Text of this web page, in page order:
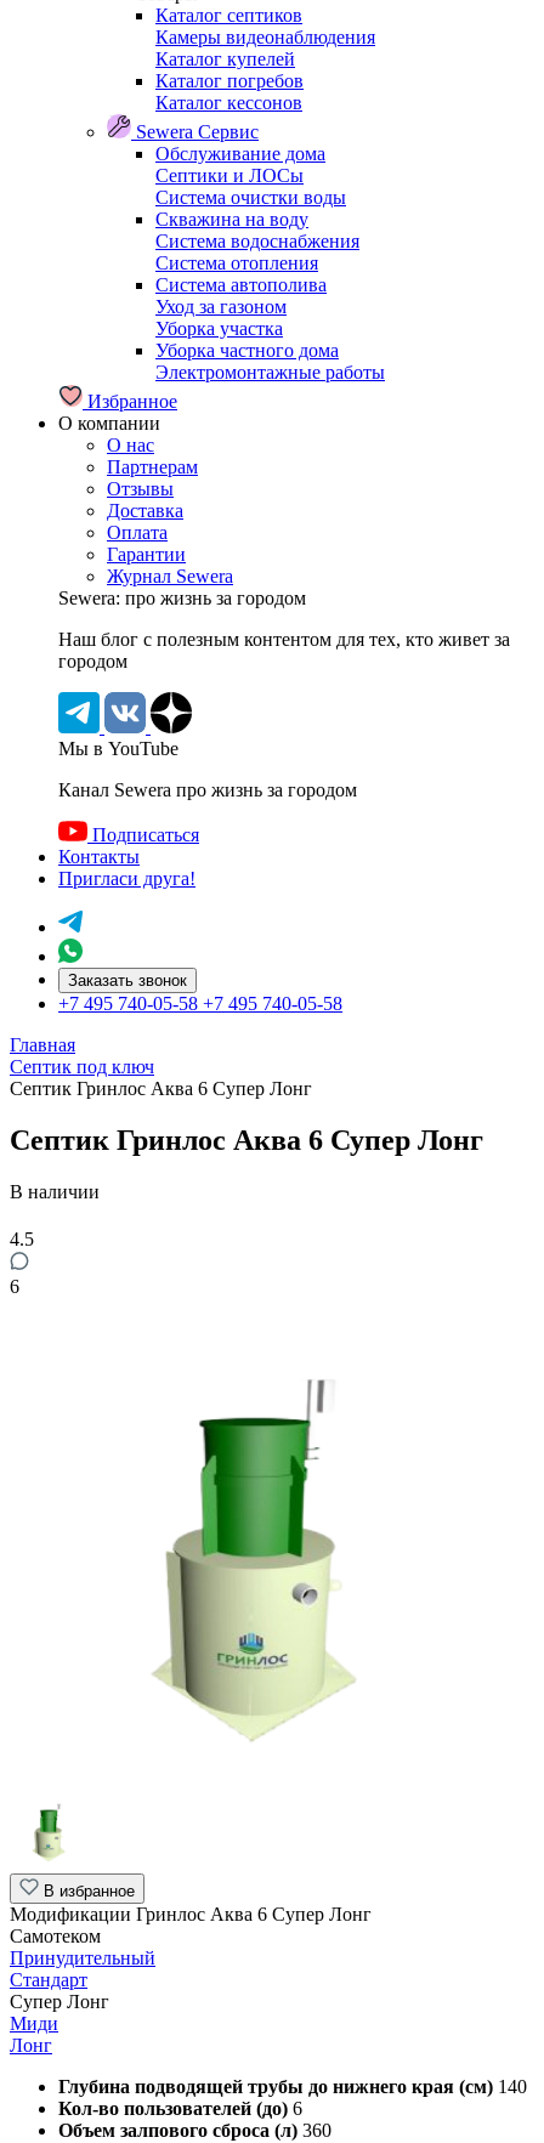
Каталог септиков
Камеры видеонаблюдения
Каталог купелей
Каталог погребов
Каталог кессонов
Sewera Сервис
Обслуживание дома
Септики и ЛОСы
Система очистки воды
Скважина на воду
Система водоснабжения
Система отопления
Система автополива
Уход за газоном
Уборка участка
Уборка частного дома
Электромонтажные работы
Избранное
О компании
О нас
Партнерам
Отзывы
Доставка
Оплата
Гарантии
Журнал Sewera
Sewera: про жизнь за городом
Наш блог c полезным контентом для тех, кто живет за
городом
Мы в YouTube
Канал Sewera про жизнь за городом
Подписаться
Контакты
Пригласи друга!
Заказать звонок
+7 495 740-05-58 +7 495 740-05-58
Главная
Септик под ключ
Септик Гринлос Аква 6 Супер Лонг
Септик Гринлос Аква 6 Супер Лонг
В наличии
4.5
6
В избранное
Модификации Гринлос Аква 6 Супер Лонг
Самотеком
Принудительный
Стандарт
Супер Лонг
Миди
Лонг
Глубина подводящей трубы до нижнего края (см) 140
Кол-во пользователей (до) 6
Объем залпового сброса (л) 360